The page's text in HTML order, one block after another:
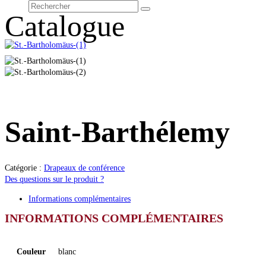
Rechercher
Envoyer
Catalogue
Saint-Barthélemy
Catégorie : Drapeaux de conférence
Des questions sur le produit ?
Informations complémentaires
INFORMATIONS COMPLÉMENTAIRES
Couleur blanc